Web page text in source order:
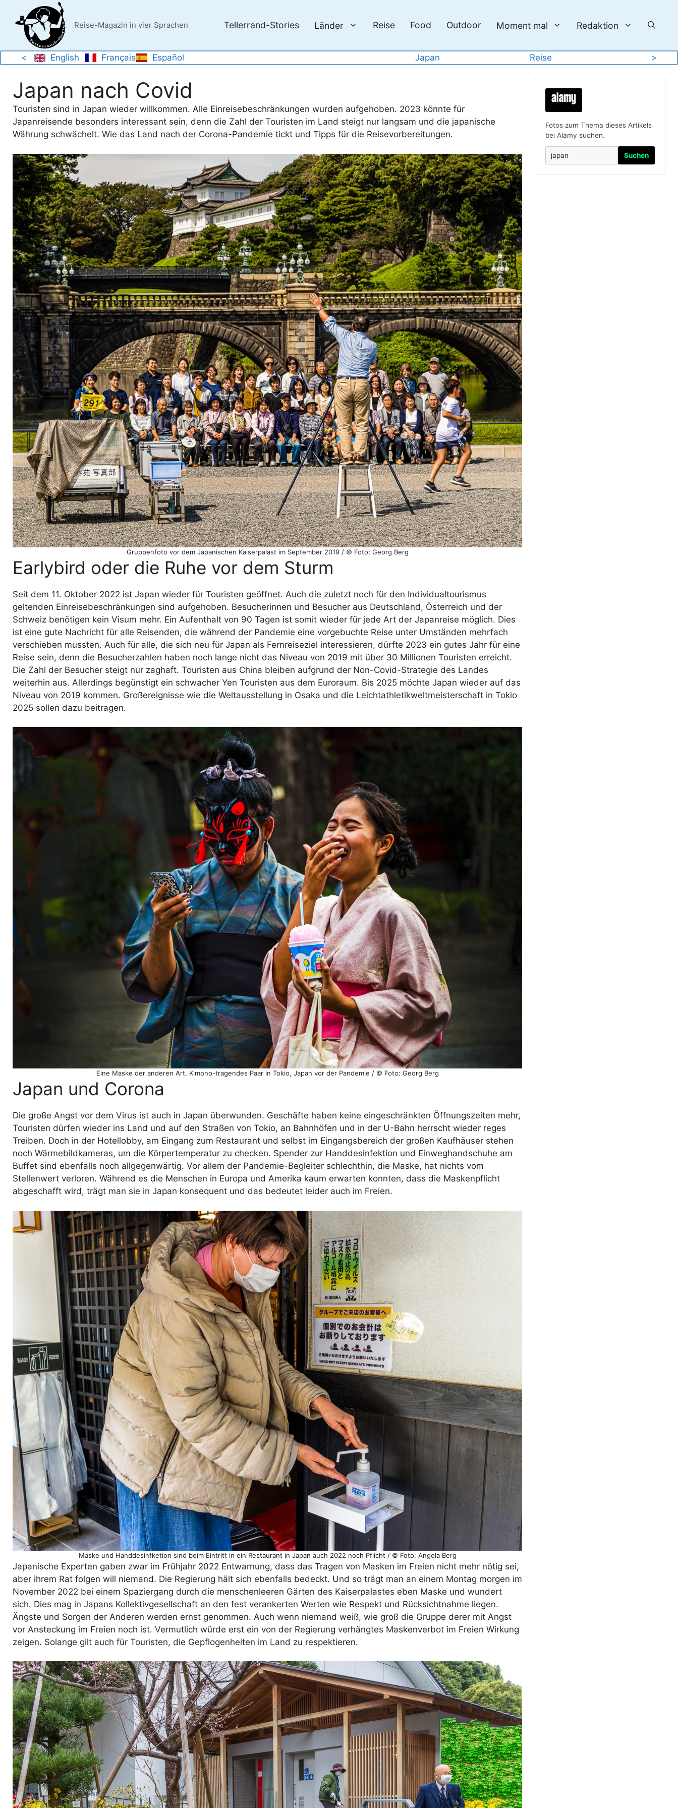
Inhalt
springen
Reise-Magazin in vier Sprachen Tellerrand-Stories Länder Reise Food Outdoor Moment mal Redaktion
< English Français Español Japan Reise >
Japan nach Covid
Touristen sind in Japan wieder willkommen. Alle Einreisebeschränkungen wurden aufgehoben. 2023 könnte für
Japanreisende besonders interessant sein, denn die Zahl der Touristen im Land steigt nur langsam und die japanische
Währung schwächelt. Wie das Land nach der Corona-Pandemie tickt und Tipps für die Reisevorbereitungen.
Gruppenfoto vor dem Japanischen Kaiserpalast im September 2019 / © Foto: Georg Berg
Earlybird oder die Ruhe vor dem Sturm
Seit dem 11. Oktober 2022 ist Japan wieder für Touristen geöffnet. Auch die zuletzt noch für den Individualtourismus
geltenden Einreisebeschränkungen sind aufgehoben. Besucherinnen und Besucher aus Deutschland, Österreich und der
Schweiz benötigen kein Visum mehr. Ein Aufenthalt von 90 Tagen ist somit wieder für jede Art der Japanreise möglich. Dies
ist eine gute Nachricht für alle Reisenden, die während der Pandemie eine vorgebuchte Reise unter Umständen mehrfach
verschieben mussten. Auch für alle, die sich neu für Japan als Fernreiseziel interessieren, dürfte 2023 ein gutes Jahr für eine
Reise sein, denn die Besucherzahlen haben noch lange nicht das Niveau von 2019 mit über 30 Millionen Touristen erreicht.
Die Zahl der Besucher steigt nur zaghaft. Touristen aus China bleiben aufgrund der Non-Covid-Strategie des Landes
weiterhin aus. Allerdings begünstigt ein schwacher Yen Touristen aus dem Euroraum. Bis 2025 möchte Japan wieder auf das
Niveau von 2019 kommen. Großereignisse wie die Weltausstellung in Osaka und die Leichtathletikweltmeisterschaft in Tokio
2025 sollen dazu beitragen.
Eine Maske der anderen Art. Kimono-tragendes Paar in Tokio, Japan vor der Pandemie / © Foto: Georg Berg
Japan und Corona
Die große Angst vor dem Virus ist auch in Japan überwunden. Geschäfte haben keine eingeschränkten Öffnungszeiten mehr,
Touristen dürfen wieder ins Land und auf den Straßen von Tokio, an Bahnhöfen und in der U-Bahn herrscht wieder reges
Treiben. Doch in der Hotellobby, am Eingang zum Restaurant und selbst im Eingangsbereich der großen Kaufhäuser stehen
noch Wärmebildkameras, um die Körpertemperatur zu checken. Spender zur Handdesinfektion und Einweghandschuhe am
Buffet sind ebenfalls noch allgegenwärtig. Vor allem der Pandemie-Begleiter schlechthin, die Maske, hat nichts vom
Stellenwert verloren. Während es die Menschen in Europa und Amerika kaum erwarten konnten, dass die Maskenpflicht
abgeschafft wird, trägt man sie in Japan konsequent und das bedeutet leider auch im Freien.
Maske und Handdesinfketion sind beim Eintritt in ein Restaurant in Japan auch 2022 noch Pflicht / © Foto: Angela Berg
Japanische Experten gaben zwar im Frühjahr 2022 Entwarnung, dass das Tragen von Masken im Freien nicht mehr nötig sei,
aber ihrem Rat folgen will niemand. Die Regierung hält sich ebenfalls bedeckt. Und so trägt man an einem Montag morgen im
November 2022 bei einem Spaziergang durch die menschenleeren Gärten des Kaiserpalastes eben Maske und wundert
sich. Dies mag in Japans Kollektivgesellschaft an den fest verankerten Werten wie Respekt und Rücksichtnahme liegen.
Ängste und Sorgen der Anderen werden ernst genommen. Auch wenn niemand weiß, wie groß die Gruppe derer mit Angst
vor Ansteckung im Freien noch ist. Vermutlich würde erst ein von der Regierung verhängtes Maskenverbot im Freien Wirkung
zeigen. Solange gilt auch für Touristen, die Gepflogenheiten im Land zu respektieren.
Fotos zum Thema dieses Artikels
bei Alamy suchen.
Suchen